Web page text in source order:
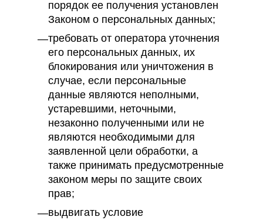
порядок ее получения установлен
Законом о персональных данных;
требовать от оператора уточнения
его персональных данных, их
блокирования или уничтожения в
случае, если персональные
данные являются неполными,
устаревшими, неточными,
незаконно полученными или не
являются необходимыми для
заявленной цели обработки, а
также принимать предусмотренные
законом меры по защите своих
прав;
выдвигать условие